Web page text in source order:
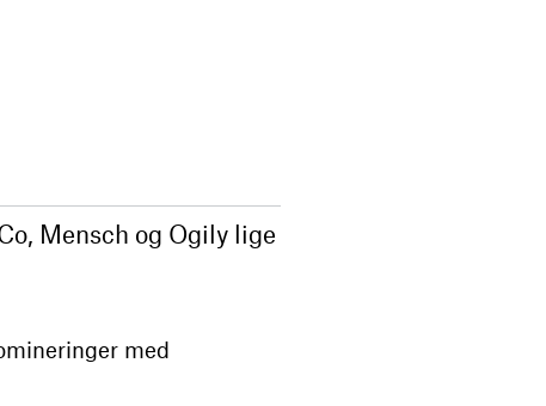
Mensch og Ogily lige
med